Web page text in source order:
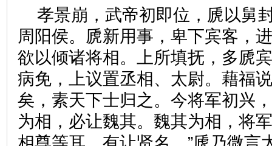
孝景崩，武帝初即位，虒以舅
周阳侯。虒新用事，卑下宾客，
欲以倾诸将相。上所填抚，多虒
病免，上议置丞相、太尉。藉福
矣，素天下士归之。今将军初兴
为相，必让魏其。魏其为相，将